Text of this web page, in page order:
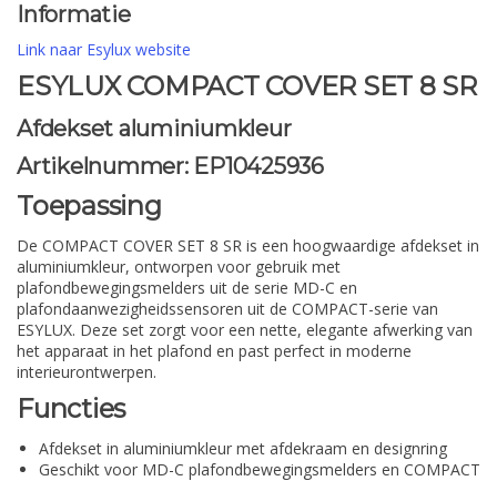
Informatie
Link naar Esylux website
ESYLUX COMPACT COVER SET 8 SR
Afdekset aluminiumkleur
Artikelnummer: EP10425936
Toepassing
De COMPACT COVER SET 8 SR is een hoogwaardige afdekset in
aluminiumkleur, ontworpen voor gebruik met
plafondbewegingsmelders uit de serie MD-C en
plafondaanwezigheidssensoren uit de COMPACT-serie van
ESYLUX. Deze set zorgt voor een nette, elegante afwerking van
het apparaat in het plafond en past perfect in moderne
interieurontwerpen.
Functies
Afdekset in aluminiumkleur met afdekraam en designring
Geschikt voor MD-C plafondbewegingsmelders en COMPACT